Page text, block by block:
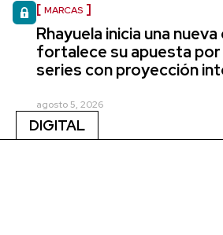
MARCAS
Rhayuela inicia una
fortalece su apuesta por
series con proyección
agosto 5, 2026
DIGITAL